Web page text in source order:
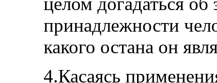
принадлежности
какого остана он
4.Касаясь